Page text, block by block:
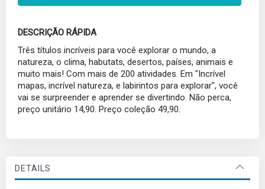
DESCRIÇÃO RÁPIDA
Três títulos incríveis para você explorar o mundo, a
natureza, o clima, habutats, desertos, países, animais e
muito mais! Com mais de 200 atividades. Em "Incrível
mapas, incrível natureza, e labirintos para explorar", você
vai se surpreender e aprender se divertindo. Não perca,
preço unitário 14,90. Preço coleção 49,90.
DETAILS